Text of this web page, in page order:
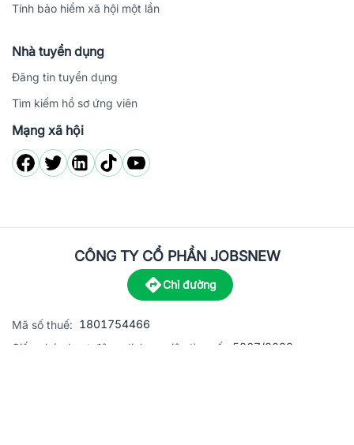
Tính bảo hiểm xã hội một lần
Nhà tuyển dụng
Đăng tin tuyển dụng
Tìm kiếm hồ sơ ứng viên
Mạng xã hội
CÔNG TY CỔ PHẦN JOBSNEW
Chỉ đường
Mã số thuế: 1801754466
Giấy phép hoạt động dịch vụ việc làm số:
5867/2023